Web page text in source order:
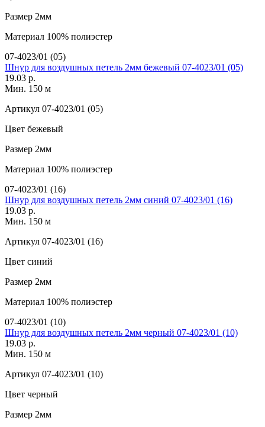
Размер 2мм
Материал 100% полиэстер
07-4023/01 (05)
Шнур для воздушных петель 2мм бежевый 07-4023/01 (05)
19.03 р.
Мин. 150 м
Артикул 07-4023/01 (05)
Цвет бежевый
Размер 2мм
Материал 100% полиэстер
07-4023/01 (16)
Шнур для воздушных петель 2мм синий 07-4023/01 (16)
19.03 р.
Мин. 150 м
Артикул 07-4023/01 (16)
Цвет синий
Размер 2мм
Материал 100% полиэстер
07-4023/01 (10)
Шнур для воздушных петель 2мм черный 07-4023/01 (10)
19.03 р.
Мин. 150 м
Артикул 07-4023/01 (10)
Цвет черный
Размер 2мм